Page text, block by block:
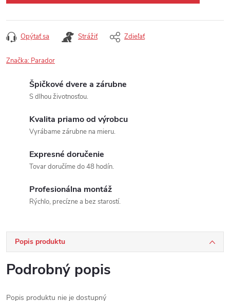
Opýtať sa Strážiť Zdieľať
Značka: Parador
Špičkové dvere a zárubne
S dlhou životnosťou.
Kvalita priamo od výrobcu
Vyrábame zárubne na mieru.
Expresné doručenie
Tovar doručíme do 48 hodín.
Profesionálna montáž
Rýchlo, precízne a bez starostí.
Popis produktu
Podrobný popis
Popis produktu nie je dostupný